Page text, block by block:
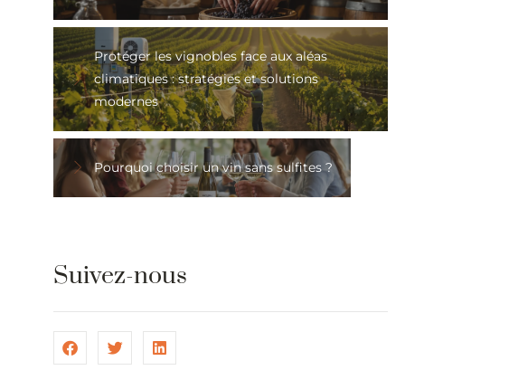
Protéger les vignobles face aux aléas
climatiques : stratégies et solutions
modernes
Pourquoi choisir un vin sans sulfites ?
Suivez-nous